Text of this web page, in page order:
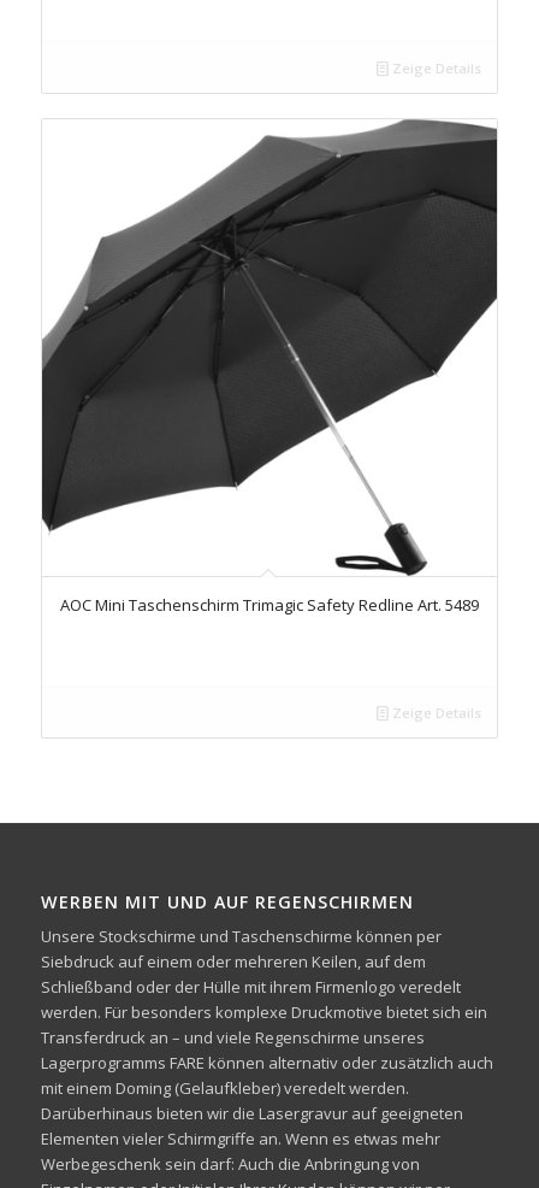
Zeige Details
AOC Mini Taschenschirm Trimagic Safety Redline Art. 5489
Zeige Details
WERBEN MIT UND AUF REGENSCHIRMEN
Unsere Stockschirme und Taschenschirme können per
Siebdruck auf einem oder mehreren Keilen, auf dem
Schließband oder der Hülle mit ihrem Firmenlogo veredelt
werden. Für besonders komplexe Druckmotive bietet sich ein
Transferdruck an – und viele Regenschirme unseres
Lagerprogramms FARE können alternativ oder zusätzlich auch
mit einem Doming (Gelaufkleber) veredelt werden.
Darüberhinaus bieten wir die Lasergravur auf geeigneten
Elementen vieler Schirmgriffe an. Wenn es etwas mehr
Werbegeschenk sein darf: Auch die Anbringung von